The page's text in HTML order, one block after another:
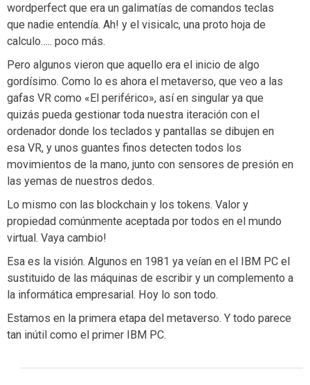
wordperfect que era un galimatías de comandos teclas
que nadie entendía. Ah! y el visicalc, una proto hoja de
calculo….. poco más.
Pero algunos vieron que aquello era el inicio de algo
gordísimo. Como lo es ahora el metaverso, que veo a las
gafas VR como «El periférico», así en singular ya que
quizás pueda gestionar toda nuestra iteración con el
ordenador donde los teclados y pantallas se dibujen en
esa VR, y unos guantes finos detecten todos los
movimientos de la mano, junto con sensores de presión en
las yemas de nuestros dedos.
Lo mismo con las blockchain y los tokens. Valor y
propiedad comúnmente aceptada por todos en el mundo
virtual. Vaya cambio!
Esa es la visión. Algunos en 1981 ya veían en el IBM PC el
sustituido de las máquinas de escribir y un complemento a
la informática empresarial. Hoy lo son todo.
Estamos en la primera etapa del metaverso. Y todo parece
tan inútil como el primer IBM PC.